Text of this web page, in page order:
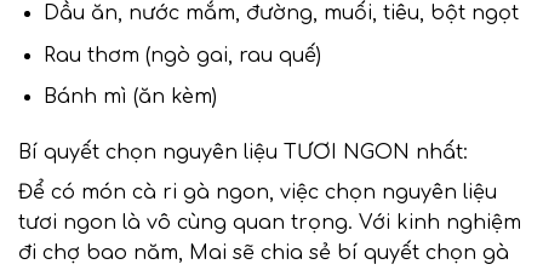
Dầu ăn, nước mắm, đường, muối, tiêu, bột ngọt
Rau thơm (ngò gai, rau quế)
Bánh mì (ăn kèm)
Bí quyết chọn nguyên liệu TƯƠI NGON nhất:
Để có món cà ri gà ngon, việc chọn nguyên liệu
tươi ngon là vô cùng quan trọng. Với kinh nghiệm
đi chợ bao năm, Mai sẽ chia sẻ bí quyết chọn gà